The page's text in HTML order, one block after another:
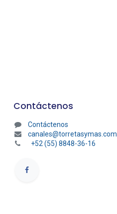
Contáctenos
Contáctenos
canales@torretasymas.com
+52 (55) 8848-36-16